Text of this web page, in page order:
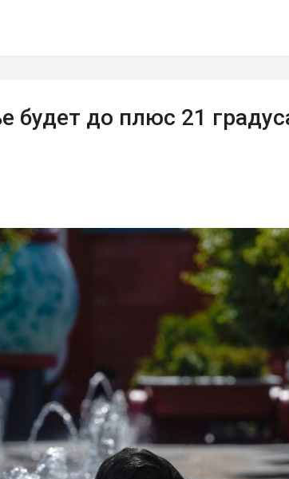
будет до плюс 21